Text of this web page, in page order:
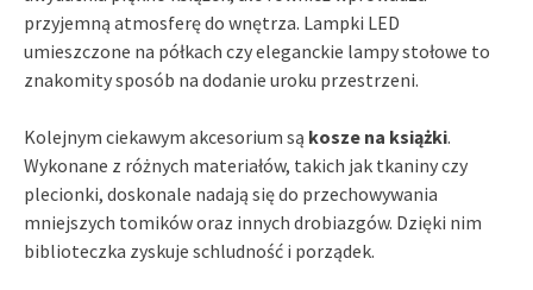
przyjemną atmosferę do wnętrza. Lampki LED
umieszczone na półkach czy eleganckie lampy stołowe to
znakomity sposób na dodanie uroku przestrzeni.
Kolejnym ciekawym akcesorium są kosze na książki.
Wykonane z różnych materiałów, takich jak tkaniny czy
plecionki, doskonale nadają się do przechowywania
mniejszych tomików oraz innych drobiazgów. Dzięki nim
biblioteczka zyskuje schludność i porządek.